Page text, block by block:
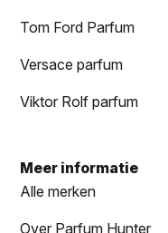
Tom Ford Parfum
Versace parfum
Viktor Rolf parfum
Meer informatie
Alle merken
Over Parfum Hunter